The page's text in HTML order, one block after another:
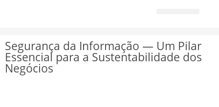
Segurança da Informação — Um Pilar
Essencial para a Sustentabilidade dos
Negócios